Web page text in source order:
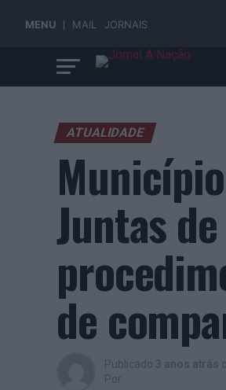
MENU MAIL JORNAIS
ATUALIDADE
Juntas
de
Publicado 3 anos atrás
Por